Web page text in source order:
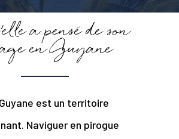
a pensé de son
en Guyane
est un territoire
Naviguer en pirogue